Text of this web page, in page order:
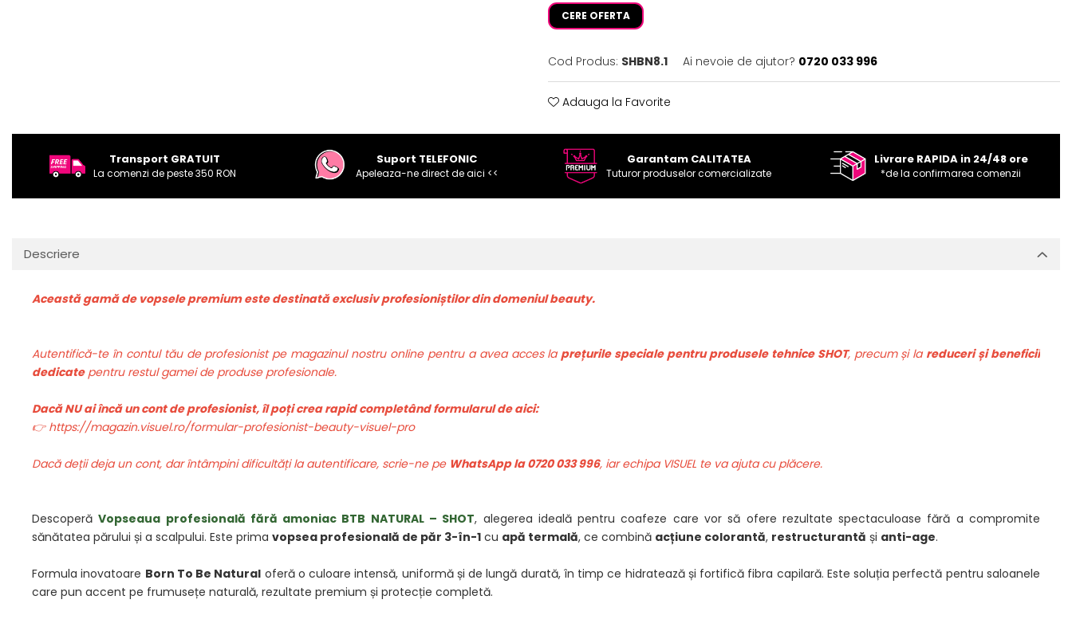
CERE OFERTA
Cod Produs: SHBN8.1 Ai nevoie de ajutor? 0720 033 996
Adauga la Favorite
Transport GRATUIT
La comenzi de peste 350 RON
Suport TELEFONIC
Apeleaza-ne direct de aici <<
Garantam CALITATEA
Tuturor produselor comercializate
Livrare RAPIDA in 24/48 ore
*de la confirmarea comenzii
Descriere
Această gamă de vopsele premium este destinată exclusiv profesioniștilor din domeniul beauty.
Autentifică-te în contul tău de profesionist pe magazinul nostru online pentru a avea acces laprețurile speciale pentru produsele tehnice SHOT, precum și la reduceri și beneficii
dedicatepentru restul gamei de produse profesionale.
Dacă NU ai încă un cont de profesionist, îl poți crea rapid completând formularul de aici:
👉 https://magazin.visuel.ro/formular-profesionist-beauty-visuel-pro
Dacă deții deja un cont, dar întâmpini dificultăți la autentificare, scrie-ne pe WhatsApp la 0720 033 996, iar echipa VISUEL te va ajuta cu plăcere.
DescoperăVopseaua profesională fără amoniac BTB NATURAL – SHOT, alegerea ideală pentru coafeze care vor să ofere rezultate spectaculoase fără a compromite
sănătatea părului și a scalpului. Este prima vopsea profesională de păr 3-în-1 cu apă termală, ce combină acțiune colorantă, restructurantă și anti-age.
Formula inovatoare Born To Be Natural oferă o culoare intensă, uniformă și de lungă durată, în timp ce hidratează și fortifică fibra capilară. Este soluția perfectă pentru saloanele
care pun accent pe frumusețe naturală, rezultate premium și protecție completă.